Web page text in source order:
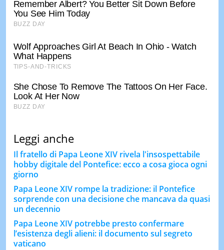
Leggi anche
Il fratello di Papa Leone XIV rivela l'insospettabile
hobby digitale del Pontefice: ecco a cosa gioca ogni
giorno
Papa Leone XIV rompe la tradizione: il Pontefice
sorprende con una decisione che mancava da quasi
un decennio
Papa Leone XIV potrebbe presto confermare
l’esistenza degli alieni: il documento sul segreto
vaticano